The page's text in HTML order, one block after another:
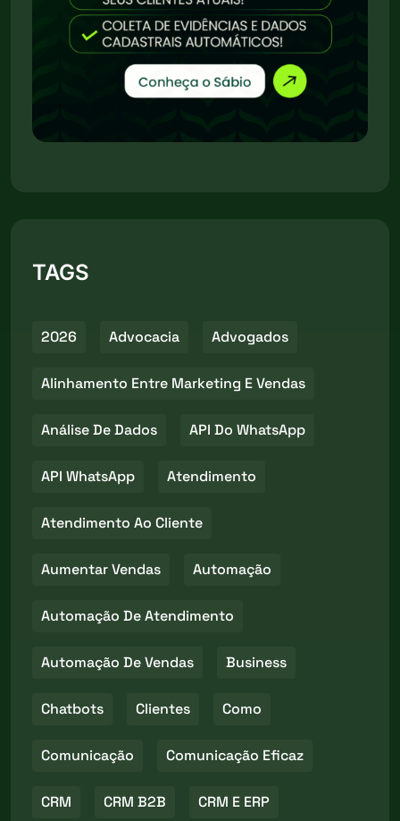
TAGS
2026 Advocacia Advogados
Alinhamento Entre Marketing E Vendas
Análise De Dados API Do WhatsApp
API WhatsApp Atendimento
Atendimento Ao Cliente
Aumentar Vendas Automação
Automação De Atendimento
Automação De Vendas Business
Chatbots Clientes Como
Comunicação Comunicação Eficaz
CRM CRM B2B CRM E ERP